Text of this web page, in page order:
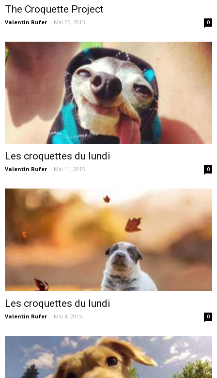
The Croquette Project
Valentin Rufer - Mai 25, 2015 0
Les croquettes du lundi
Valentin Rufer - Mai 11, 2015 0
Les croquettes du lundi
Valentin Rufer - Mai 4, 2015 0